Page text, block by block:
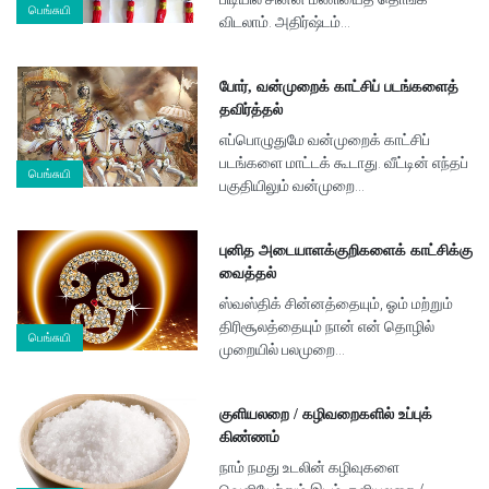
பெங்சுயி
விடலாம். அதிர்ஷ்டம்...
பெங்சுயி
போர், வன்முறைக் காட்சிப் படங்களைத்
தவிர்த்தல்
எப்பொழுதுமே வன்முறைக் காட்சிப்
படங்களை மாட்டக் கூடாது. வீட்டின் எந்தப்
பகுதியிலும் வன்முறை...
பெங்சுயி
புனித அடையாளக்குறிகளைக் காட்சிக்கு
வைத்தல்
ஸ்வஸ்திக் சின்னத்தையும், ஓம் மற்றும்
திரிசூலத்தையும் நான் என் தொழில்
முறையில் பலமுறை...
குளியலறை / கழிவறைகளில் உப்புக்
கிண்ணம்
நாம் நமது உடலின் கழிவுகளை